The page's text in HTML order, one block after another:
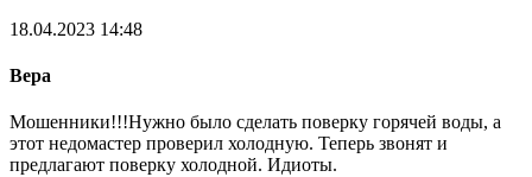
18.04.2023 14:48
Вера
Мошенники!!!Нужно было сделать поверку горячей воды, а
этот недомастер проверил холодную. Теперь звонят и
предлагают поверку холодной. Идиоты.